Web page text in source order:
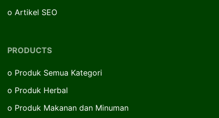
o Artikel SEO
PRODUCTS
o Produk Semua Kategori
o Produk Herbal
o Produk Makanan dan Minuman